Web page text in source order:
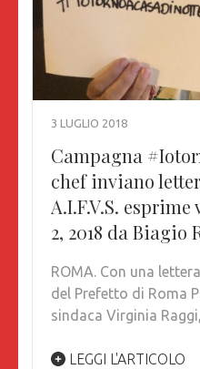
3 LUGLIO 2018
Campagna
chef inviano
A.I.F.V.S.
2, 2018 da Biagio
ROMA. Con una
del Prefetto di Roma
sindaca Virginia
LEGGI L'ARTICOLO